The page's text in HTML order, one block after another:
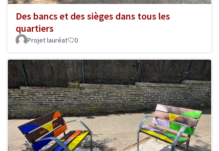
Des bancs et des sièges dans tous les
quartiers
Projet lauréat 0